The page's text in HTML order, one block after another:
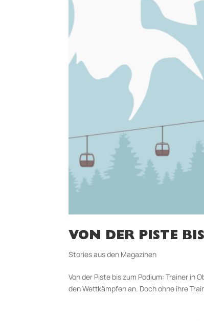
VON DER PISTE
Stories aus den Magazinen
Von der Piste bis zum Podium: Trainer
den Wettkämpfen an. Doch ohne ihre